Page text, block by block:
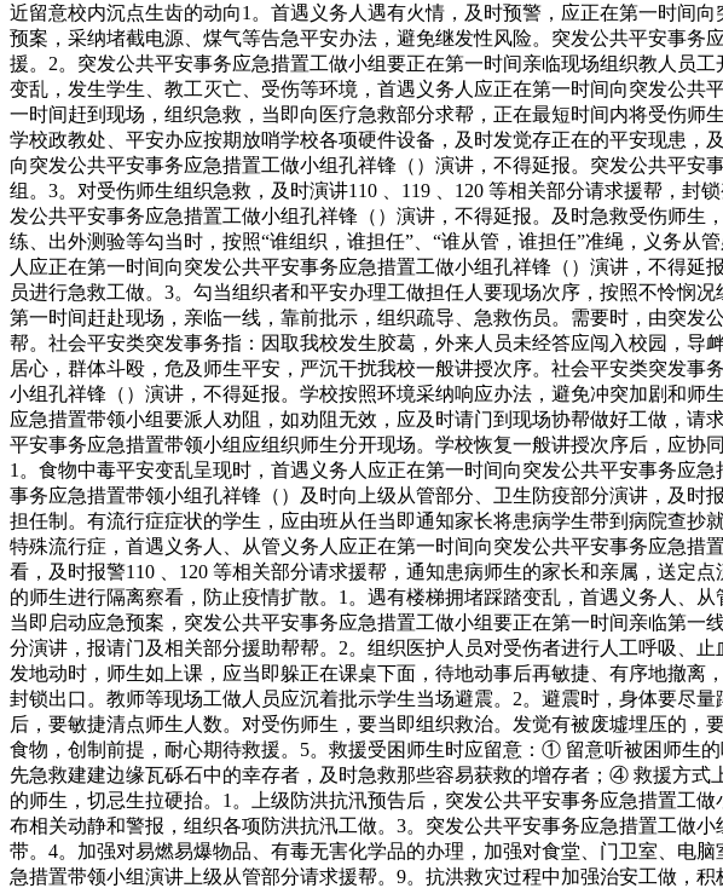
近留意校内沉点生齿的动向1。首遇义务人遇有火情，及时预警，应正在第一时间
预案，采纳堵截电源、煤气等告急平安办法，避免继发性风险。突发公共平安事务
援。2。突发公共平安事务应急措置工做小组要正在第一时间亲临现场组织教人员
变乱，发生学生、教工灭亡、受伤等环境，首遇义务人应正在第一时间向突发公
一时间赶到现场，组织急救，当即向医疗急救部分求帮，正在最短时间内将受伤师
学校政教处、平安办应按期放哨学校各项硬件设备，及时发觉存正在的平安现患
向突发公共平安事务应急措置工做小组孔祥锋（）演讲，不得延报。突发公共平
组。3。对受伤师生组织急救，及时演讲110 、119 、120 等相关部分请求援帮，
发公共平安事务应急措置工做小组孔祥锋（）演讲，不得延报。及时急救受伤师生
练、出外测验等勾当时，按照“谁组织，谁担任”、“谁从管，谁担任”准绳，义务
人应正在第一时间向突发公共平安事务应急措置工做小组孔祥锋（）演讲，不得
员进行急救工做。3。勾当组织者和平安办理工做担任人要现场次序，按照不怜悯
第一时间赶赴现场，亲临一线，靠前批示，组织疏导、急救伤员。需要时，由突
帮。社会平安类突发事务指：因取我校发生胶葛，外来人员未经答应闯入校园，导
居心，群体斗殴，危及师生平安，严沉干扰我校一般讲授次序。社会平安类突发
小组孔祥锋（）演讲，不得延报。学校按照环境采纳响应办法，避免冲突加剧和
应急措置带领小组要派人劝阻，如劝阻无效，应及时请门到现场协帮做好工做，
平安事务应急措置带领小组应组织师生分开现场。学校恢复一般讲授次序后，应协
1。食物中毒平安变乱呈现时，首遇义务人应正在第一时间向突发公共平安事务应
事务应急措置带领小组孔祥锋（）及时向上级从管部分、卫生防疫部分演讲，及时
担任制。有流行症症状的学生，应由班从任当即通知家长将患病学生带到病院查
特殊流行症，首遇义务人、从管义务人应正在第一时间向突发公共平安事务应急
看，及时报警110 、120 等相关部分请求援帮，通知患病师生的家长和亲属，送定
的师生进行隔离察看，防止疫情扩散。1。遇有楼梯拥堵踩踏变乱，首遇义务人、
当即启动应急预案，突发公共平安事务应急措置工做小组要正在第一时间亲临第
分演讲，报请门及相关部分援助帮帮。2。组织医护人员对受伤者进行人工呼吸、
发地动时，师生如上课，应当即躲正在课桌下面，待地动事后再敏捷、有序地撤
封锁出口。教师等现场工做人员应沉着批示学生当场避震。2。避震时，身体要尽
后，要敏捷清点师生人数。对受伤师生，要当即组织救治。发觉有被废墟埋压的
食物，创制前提，耐心期待救援。5。救援受困师生时应留意：① 留意听被困师
先急救建建边缘瓦砾石中的幸存者，及时急救那些容易获救的增存者；④ 救援方
的师生，切忌生拉硬抬。1。上级防洪抗汛预告后，突发公共平安事务应急措置工
布相关动静和警报，组织各项防洪抗汛工做。3。突发公共平安事务应急措置工做
带。4。加强对易燃易爆物品、有毒无害化学品的办理，加强对食堂、门卫室、电
急措置带领小组演讲上级从管部分请求援帮。9。抗洪救灾过程中加强治安工做，